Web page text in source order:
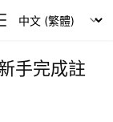
手完成註